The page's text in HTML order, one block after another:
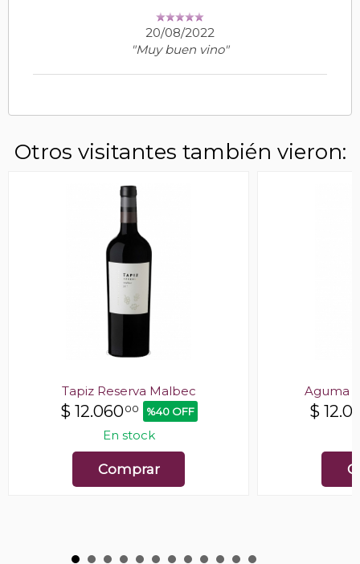
20/08/2022
"Muy buen vino"
Otros visitantes también vieron:
Tapiz Reserva Malbec
$ 12.06000 %40 OFF
En stock
Comprar
Aguma
$